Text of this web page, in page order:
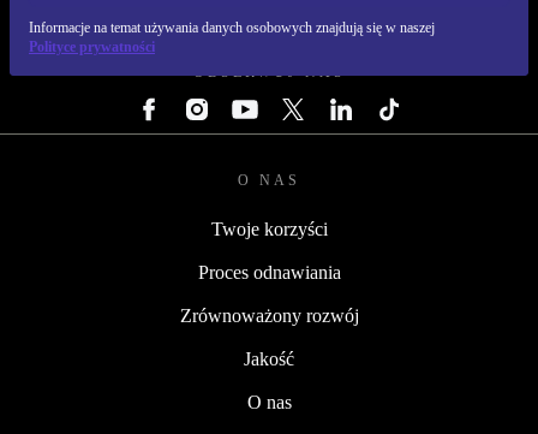
Informacje na temat używania danych osobowych znajdują się w naszej
Polityce prywatności
OBSERWUJ NAS
O NAS
Twoje korzyści
Proces odnawiania
Zrównoważony rozwój
Jakość
O nas